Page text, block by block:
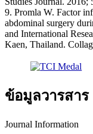
9. Promla W. Factor
abdominal surgery
and International
Kaen, Thailand.
ข้อมูลวารสาร
Journal Information